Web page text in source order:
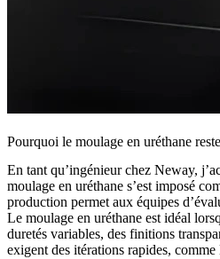
Pourquoi le moulage en uréthane
En tant qu’ingénieur chez Neway,
moulage en uréthane s’est imposé
production permet aux équipes
Le moulage en uréthane est idéal
duretés variables, des finitions
exigent des itérations rapides,